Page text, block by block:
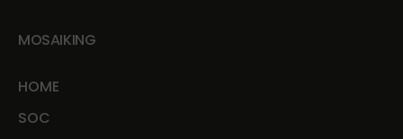
MOSAIKING
HOME
SOC